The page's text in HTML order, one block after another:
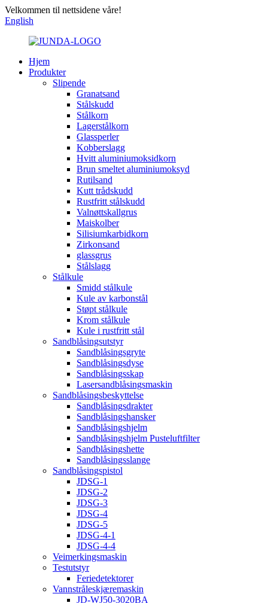
Velkommen til nettsidene våre!
English
Hjem
Produkter
Slipende
Granatsand
Stålskudd
Stålkorn
Lagerstålkorn
Glassperler
Kobberslagg
Hvitt aluminiumoksidkorn
Brun smeltet aluminiumoksyd
Rutilsand
Kutt trådskudd
Rustfritt stålskudd
Valnøttskallgrus
Maiskolber
Silisiumkarbidkorn
Zirkonsand
glassgrus
Stålslagg
Stålkule
Smidd stålkule
Kule av karbonstål
Støpt stålkule
Krom stålkule
Kule i rustfritt stål
Sandblåsingsutstyr
Sandblåsingsgryte
Sandblåsingsdyse
Sandblåsingsskap
Lasersandblåsingsmaskin
Sandblåsingsbeskyttelse
Sandblåsingsdrakter
Sandblåsingshansker
Sandblåsingshjelm
Sandblåsingshjelm Pusteluftfilter
Sandblåsingshette
Sandblåsingsslange
Sandblåsingspistol
JDSG-1
JDSG-2
JDSG-3
JDSG-4
JDSG-5
JDSG-4-1
JDSG-4-4
Veimerkingsmaskin
Testutstyr
Feriedetektorer
Vannstråleskjæremaskin
JD-WJ50-3020BA